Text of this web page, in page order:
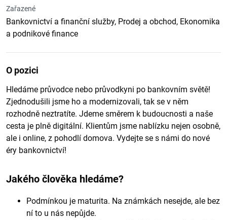
Zařazené
Bankovnictví a finanční služby, Prodej a obchod, Ekonomika
a podnikové finance
O pozici
Hledáme průvodce nebo průvodkyni po bankovním světě!
Zjednodušili jsme ho a modernizovali, tak se v něm
rozhodně neztratíte. Jdeme směrem k budoucnosti a naše
cesta je plně digitální. Klientům jsme nablízku nejen osobně,
ale i online, z pohodlí domova. Vydejte se s námi do nové
éry bankovnictví!
Jakého člověka hledáme?
Podmínkou je maturita. Na známkách nesejde, ale bez
ní to u nás nepůjde.